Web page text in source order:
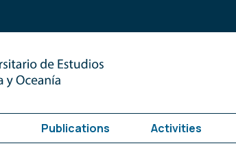
Publications Activities